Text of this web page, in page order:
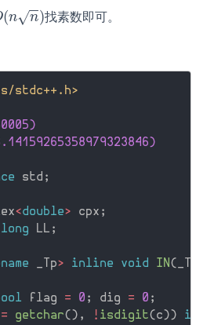
(n n
−
−
√ )
(nn)
找素数即可。
stdc++.h>
std ;
<double> cpx ;
long LL ;
_Tp> inline void IN(_Tp
flag = 0 ; dig = 0 ;
= getchar() , ! isdigit(c))
if